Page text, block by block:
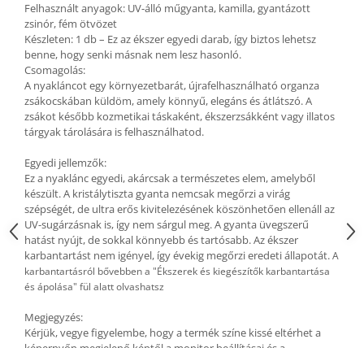
Karperec
Ékszer szett
Fa ékszerek
Nyaklánc / Medál
Fülbevaló
Ékszer szett
Karperec
Fémmentes ékszerek
Karperec
Egyéb kiegészítők
Ékszertartó
Könyvjelző
Kiegészítők
Kenyérzsák
Felhasznált anyagok: UV-álló műgyanta, kamilla, gyantázott
zsinór, fém ötvözet
Készleten: 1 db – Ez az ékszer egyedi darab, így biztos lehetsz
benne, hogy senki másnak nem lesz hasonló.
Csomagolás:
A nyakláncot egy környezetbarát, újrafelhasználható organza
zsákocskában küldöm, amely könnyű, elegáns és átlátszó. A
zsákot később kozmetikai táskaként, ékszerzsákként vagy illatos
tárgyak tárolására is felhasználhatod.
Egyedi jellemzők:
Ez a nyaklánc egyedi, akárcsak a természetes elem, amelyből
készült. A kristálytiszta gyanta nemcsak megőrzi a virág
szépségét, de ultra erős kivitelezésének köszönhetően ellenáll az
UV-sugárzásnak is, így nem sárgul meg. A gyanta üvegszerű
hatást nyújt, de sokkal könnyebb és tartósabb. Az ékszer
karbantartást nem igényel, így évekig megőrzi eredeti állapotát.A
karbantartásról bővebben a "Ékszerek és kiegészítők karbantartása
és ápolása" fül alatt olvashatsz
Megjegyzés:
Kérjük, vegye figyelembe, hogy a termék színe kissé eltérhet a